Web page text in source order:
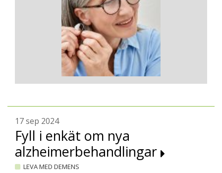
17 sep 2024
Fyll i enkät om nya
alzheimerbehandlingar
LEVA MED DEMENS